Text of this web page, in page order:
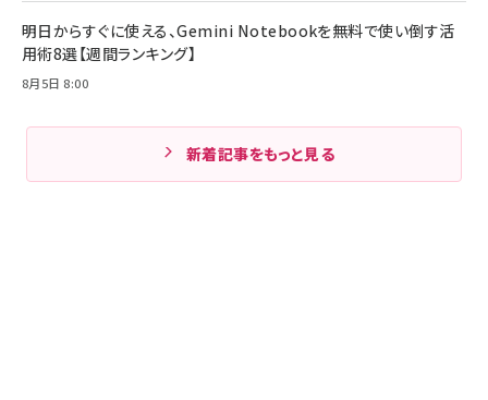
明日からすぐに使える、Gemini Notebookを無料で使い倒す活
用術8選【週間ランキング】
8月5日 8:00
新着記事をもっと見る